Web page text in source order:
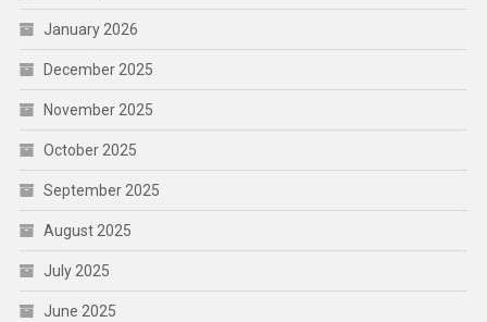
January 2026
December 2025
November 2025
October 2025
September 2025
August 2025
July 2025
June 2025